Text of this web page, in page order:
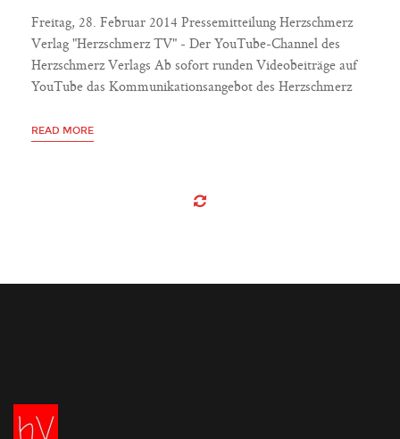
Freitag, 28. Februar 2014 Pressemitteilung Herzschmerz
Verlag "Herzschmerz TV" - Der YouTube-Channel des
Herzschmerz Verlags Ab sofort runden Videobeiträge auf
YouTube das Kommunikationsangebot des Herzschmerz
READ MORE